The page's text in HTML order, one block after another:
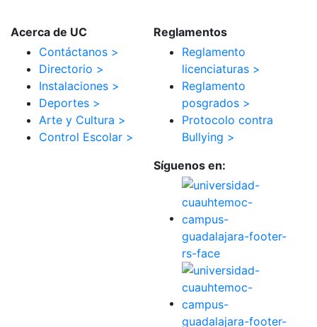
Acerca de UC
Contáctanos >
Directorio >
Instalaciones >
Deportes >
Arte y Cultura >
Control Escolar >
Reglamentos
Reglamento
licenciaturas >
Reglamento
posgrados >
Protocolo contra
Bullying >
Síguenos en: